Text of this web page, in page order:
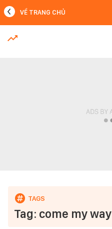
MỚI NHẤT
VỀ TRANG CHỦ
Tag: come my way